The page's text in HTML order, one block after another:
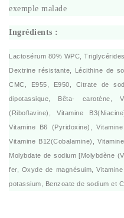
exemple malade
Ingrédients :
Lactosérum 80% WPC,
Dextrine résistante, Lécithine de
CMC, E955, E950, Citrate de
dipotassique, Bêta- carotène,
(Riboflavine), Vitamine
Vitamine B6 (Pyridoxine),
Vitamine B12(Cobalamine),
Molybdate de sodium [Molybdène
fer, Oxyde de magnésuim,
potassium, Benzoate de sodium et